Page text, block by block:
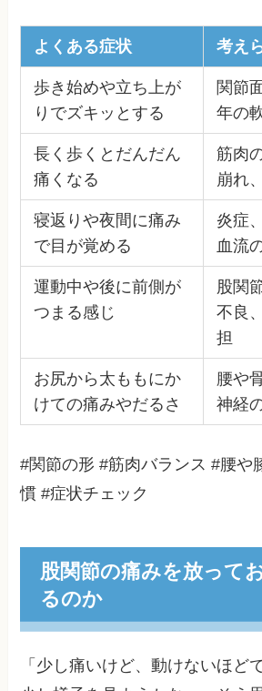
よくある症状 考え
歩き始めや立ち上が
りでズキッとする
関節
年の
長く歩くとだんだん
痛くなる
筋肉
崩れ
寝返りや夜間に痛み
で目が覚める
炎症
血流
運動中や後に前側が
つまる感じ
股関
不良
担
お尻から太ももにか
けての痛みやだるさ
腰や
神経
#関節の形 #筋肉バランス #腰や
慣 #症状チェック
股関節の痛みを放って
るのか
「少し痛いけど、動けないほど